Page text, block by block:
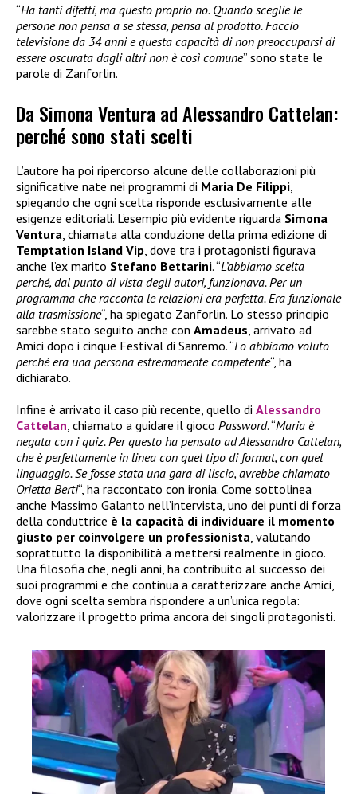
“Ha tanti difetti, ma questo proprio no. Quando sceglie le
persone non pensa a se stessa, pensa al prodotto. Faccio
televisione da 34 anni e questa capacità di non preoccuparsi di
essere oscurata dagli altri non è così comune” sono state le
parole di Zanforlin.
Da Simona Ventura ad Alessandro Cattelan:
perché sono stati scelti
L’autore ha poi ripercorso alcune delle collaborazioni più
significative nate nei programmi di Maria De Filippi,
spiegando che ogni scelta risponde esclusivamente alle
esigenze editoriali. L’esempio più evidente riguarda Simona
Ventura, chiamata alla conduzione della prima edizione di
Temptation Island Vip, dove tra i protagonisti figurava
anche l’ex marito Stefano Bettarini. “L’abbiamo scelta
perché, dal punto di vista degli autori, funzionava. Per un
programma che racconta le relazioni era perfetta. Era funzionale
alla trasmissione“, ha spiegato Zanforlin. Lo stesso principio
sarebbe stato seguito anche con Amadeus, arrivato ad
Amici dopo i cinque Festival di Sanremo. “Lo abbiamo voluto
perché era una persona estremamente competente“, ha
dichiarato.
Infine è arrivato il caso più recente, quello di Alessandro
Cattelan, chiamato a guidare il gioco Password. “Maria è
negata con i quiz. Per questo ha pensato ad Alessandro Cattelan,
che è perfettamente in linea con quel tipo di format, con quel
linguaggio. Se fosse stata una gara di liscio, avrebbe chiamato
Orietta Berti“, ha raccontato con ironia. Come sottolinea
anche Massimo Galanto nell’intervista, uno dei punti di forza
della conduttrice è la capacità di individuare il momento
giusto per coinvolgere un professionista, valutando
soprattutto la disponibilità a mettersi realmente in gioco.
Una filosofia che, negli anni, ha contribuito al successo dei
suoi programmi e che continua a caratterizzare anche Amici,
dove ogni scelta sembra rispondere a un’unica regola:
valorizzare il progetto prima ancora dei singoli protagonisti.